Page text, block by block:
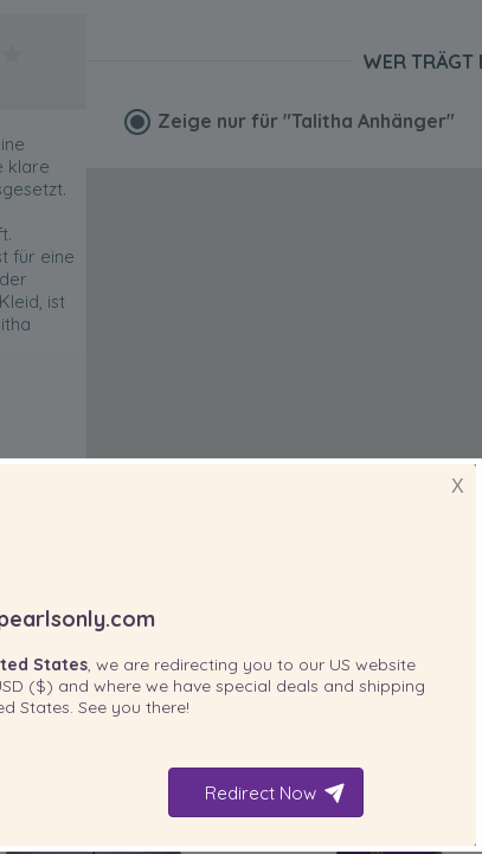
klare
für eine
ist
WER TRÄGT
Zeige nur für "Talitha Anhänger"
PRODUKT ENTHALTEN
X
States, we are redirecting you to our US website
($) and where we have special deals and shipping
States . See you there!
Redirect Now